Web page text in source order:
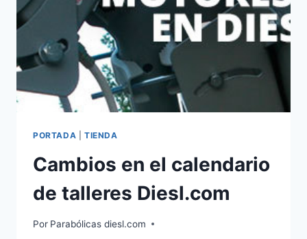
PORTADA TIENDA
Cambios en el calendario
de talleres Diesl.com
Por Parabólicas diesl.com